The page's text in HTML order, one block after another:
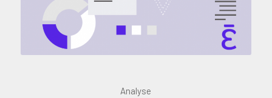
Analyse